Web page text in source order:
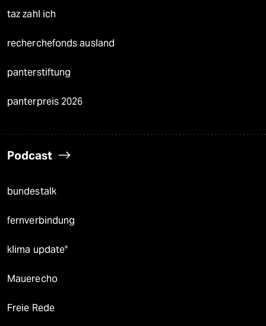
taz zahl ich
recherchefonds ausland
panterstiftung
panterpreis 2026
Podcast
bundestalk
fernverbindung
klima update°
Mauerecho
Freie Rede